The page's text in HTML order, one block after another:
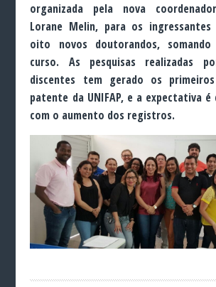
organizada pela nova
Lorane Melin, para os ingressantes
oito novos doutorandos,
curso. As pesquisas realizadas
discentes tem gerado os
patente da UNIFAP, e a expectativa é
com o aumento dos registros.